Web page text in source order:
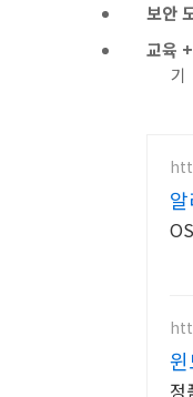
보안
교육
기
정